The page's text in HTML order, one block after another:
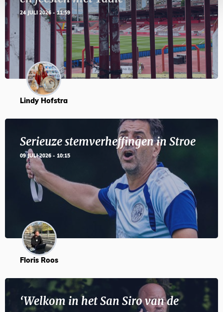
24 JULI 2026 - 11:59
Lindy Hofstra
Serieuze stemverheffingen in Stroe
09 JULI 2026 - 10:15
Floris Roos
‘Welkom in het San Siro van de